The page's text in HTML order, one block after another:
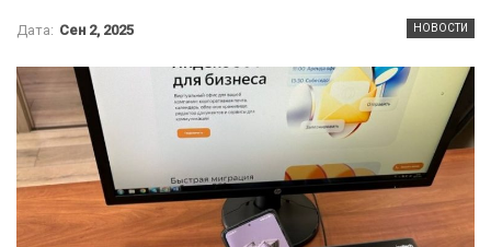
НОВОСТИ
Дата: Сен 2, 2025